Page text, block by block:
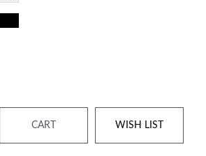
CART WISH LIST